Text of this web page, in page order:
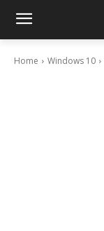
Home Windows 10